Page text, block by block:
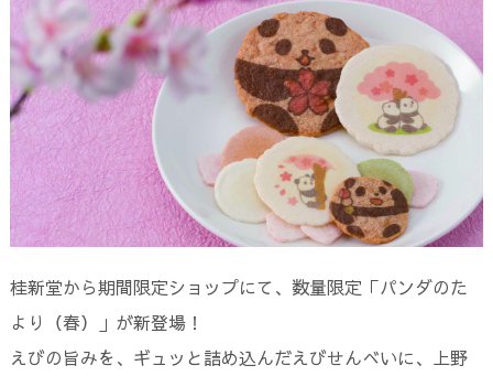
桂新堂から期間限定ショップにて、数量限定「パンダのた
より（春）」が新登場！
えびの旨みを、ギュッと詰め込んだえびせんべいに、上野